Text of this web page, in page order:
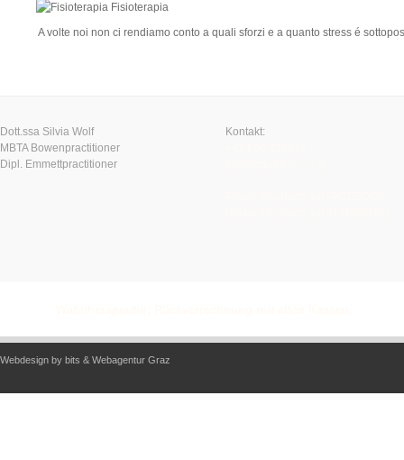
Fisioterapia
A volte noi non ci rendiamo conto a quali sforzi e a quanto stress é
Dott.ssa Silvia Wolf
MBTA Bowenpractitioner
Dipl. Emmettpractitioner
Kontakt:
Webdesign by bits & Webagentur Graz